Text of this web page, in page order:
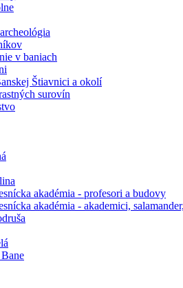
v baniach
Štiavnici a okolí
surovín
akadémia - profesori a budovy
akadémia - akademici,